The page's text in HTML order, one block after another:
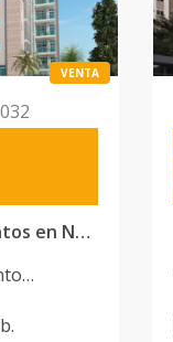
VENTA
Exclusivos Apartamentos en Naco